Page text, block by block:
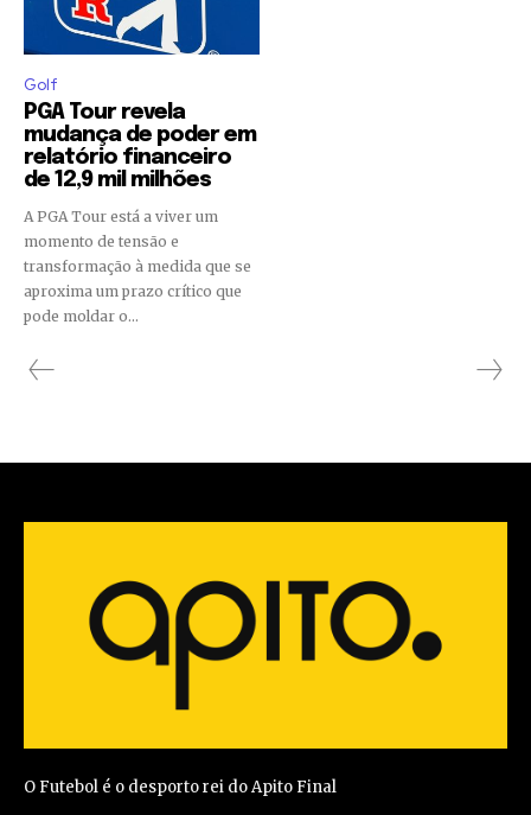
Golf
PGA Tour revela
mudança de poder em
relatório financeiro
de 12,9 mil milhões
A PGA Tour está a viver um
momento de tensão e
transformação à medida que se
aproxima um prazo crítico que
pode moldar o...
O Futebol é o desporto rei do Apito Final